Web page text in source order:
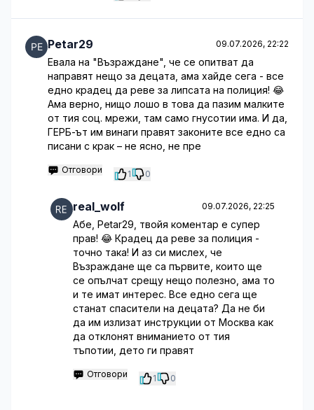
Petar29 09.07.2026, 22:22
Евала на "Възраждане", че се опитват да
направят нещо за децата, ама хайде сега - все
едно крадец да реве за липсата на полиция! 😂
Ама верно, нищо лошо в това да пазим малките
от тия соц. мрежи, там само гнусотии има. И да,
ГЕРБ-ът им винаги правят законите все едно са
писани с крак – не ясно, не пре
Отговори 1 0
real_wolf 09.07.2026, 22:25
Абе, Petar29, твойя коментар е супер
прав! 😂 Крадец да реве за полиция -
точно така! И аз си мислех, че
Възраждане ще са първите, които ще
се опълчат срещу нещо полезно, ама то
и те имат интерес. Все едно сега ще
станат спасители на децата? Да не би
да им излизат инструкции от Москва как
да отклонят вниманието от тия
тъпотии, дето ги правят
Отговори 1 0